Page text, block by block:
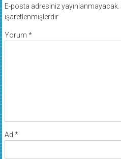
E-posta adresiniz yayınlanmayacak.
işaretlenmişlerdir
Yorum *
Ad *